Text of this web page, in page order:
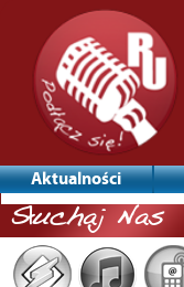
Aktualności
Słuchaj Nas